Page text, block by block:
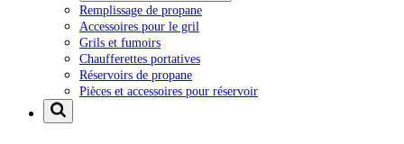
Remplissage de propane
Accessoires pour le gril
Grils et fumoirs
Chaufferettes portatives
Réservoirs de propane
Pièces et accessoires pour réservoir